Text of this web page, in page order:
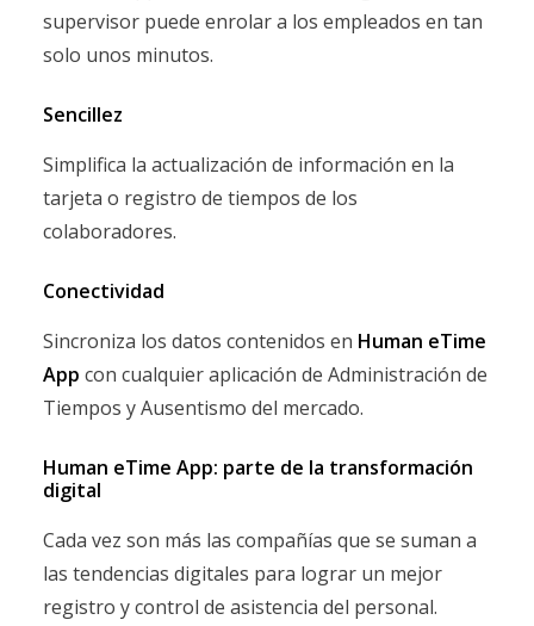
supervisor puede enrolar a los empleados en tan
solo unos minutos.
Sencillez
Simplifica la actualización de información en la
tarjeta o registro de tiempos de los
colaboradores.
Conectividad
Sincroniza los datos contenidos en Human eTime
App con cualquier aplicación de Administración de
Tiempos y Ausentismo del mercado.
Human eTime App: parte de la transformación
digital
Cada vez son más las compañías que se suman a
las tendencias digitales para lograr un mejor
registro y control de asistencia del personal.